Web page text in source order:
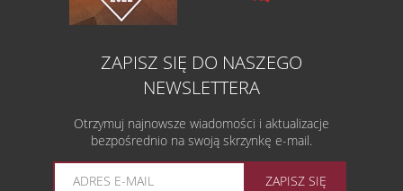
ZAPISZ SIĘ DO NASZEGO
NEWSLETTERA
Otrzymuj najnowsze wiadomości i aktualizacje
bezpośrednio na swoją skrzynkę e-mail.
ZAPISZ SIĘ